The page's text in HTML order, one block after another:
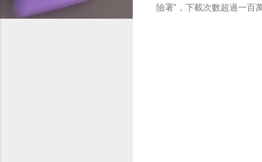
險署"，下載次數超過一百